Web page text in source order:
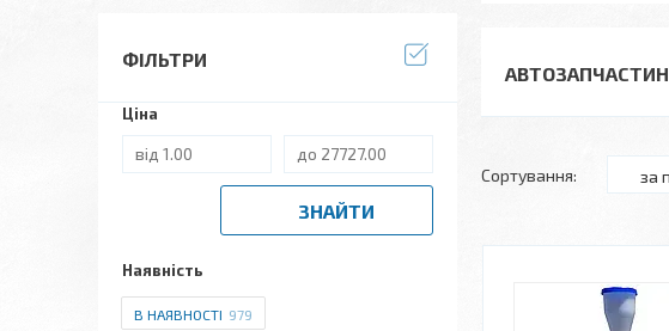
АВТОЗАПЧАСТИН
ФІЛЬТРИ
Ціна
ЗНАЙТИ
Наявність
В НАЯВНОСТІ 979